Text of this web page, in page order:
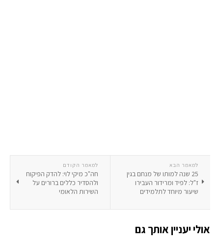
למאמר הקודם
חה"כ מיקי לוי: להדק הפיקוח
ולהסדיר כללים ברורים על
השירות הלאומי
למאמר הבא
25 שנה למותו של מנחם בגין
ז"ל: לפיד ומרידור העבירו
שיעור מיוחד לתלמידים
אולי יעניין אותך גם